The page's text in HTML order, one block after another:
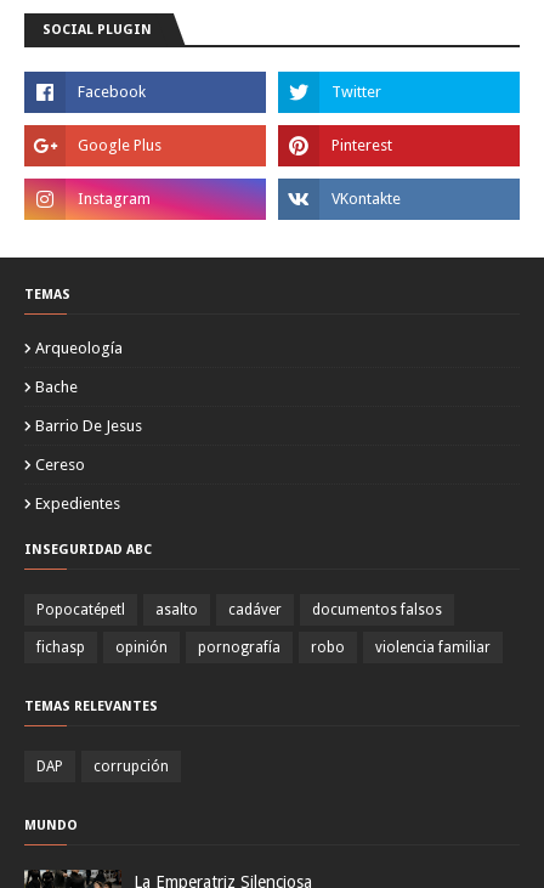
SOCIAL PLUGIN
TEMAS
Arqueología
Bache
Barrio De Jesus
Cereso
Expedientes
INSEGURIDAD ABC
Popocatépetl asalto cadáver documentos falsos
fichasp opinión pornografía robo violencia familiar
TEMAS RELEVANTES
DAP corrupción
MUNDO
La Emperatriz Silenciosa